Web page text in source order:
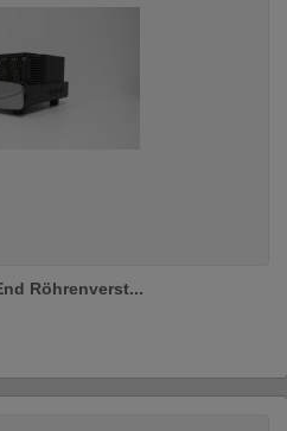
Röhrenverst...